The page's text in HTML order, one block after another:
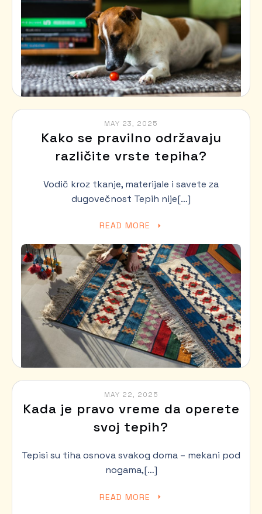
MAY 23, 2025
Kako se pravilno održavaju
različite vrste tepiha?
Vodič kroz tkanje, materijale i savete za
dugovečnost Tepih nije[…]
READ MORE
MAY 22, 2025
Kada je pravo vreme da operete
svoj tepih?
Tepisi su tiha osnova svakog doma – mekani pod
nogama,[…]
READ MORE